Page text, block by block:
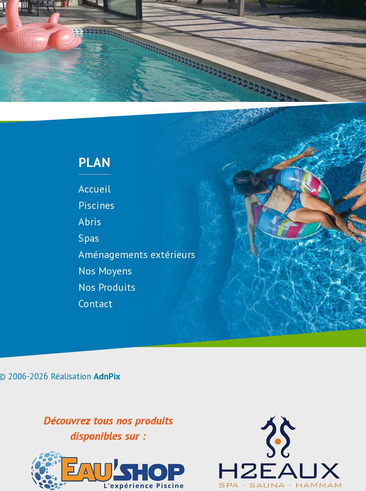
PLAN
Accueil
Piscines
Abris
Spas
Aménagements extérieurs
Nos Moyens
Nos Produits
Contact
2006-2026 Réalisation AdnPix
Découvrez tous nos produits
disponibles sur :